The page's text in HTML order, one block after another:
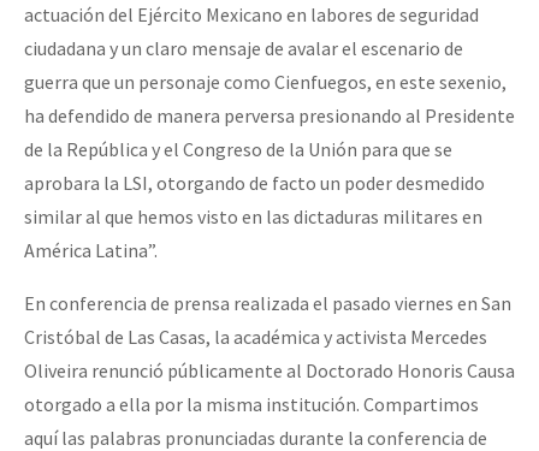
actuación del Ejército Mexicano en labores de seguridad
ciudadana y un claro mensaje de avalar el escenario de
guerra que un personaje como Cienfuegos, en este sexenio,
ha defendido de manera perversa presionando al Presidente
de la República y el Congreso de la Unión para que se
aprobara la LSI, otorgando de facto un poder desmedido
similar al que hemos visto en las dictaduras militares en
América Latina”.
En conferencia de prensa realizada el pasado viernes en San
Cristóbal de Las Casas, la académica y activista Mercedes
Oliveira renunció públicamente al Doctorado Honoris Causa
otorgado a ella por la misma institución. Compartimos
aquí las palabras pronunciadas durante la conferencia de